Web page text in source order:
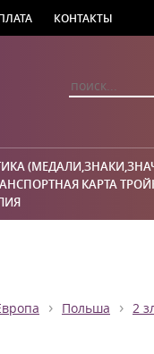
КОНТАКТЫ
КАРТА
› Польша › 2